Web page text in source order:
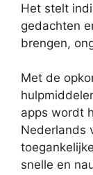
Het stelt
gedachten
brengen,
Met de
apps wordt
Nederlands
snelle en